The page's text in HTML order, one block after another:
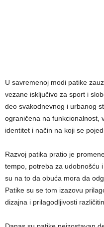
U savremenoj modi patike
vezane isključivo za sport i
deo svakodnevnog i urbanog
ograničena na funkcionalnost,
identitet i način na koji se
Razvoj patika pratio je
tempo, potreba za udobnošću
su na to da obuća mora da
Patike su se tom izazovu
dizajna i prilagodljivosti